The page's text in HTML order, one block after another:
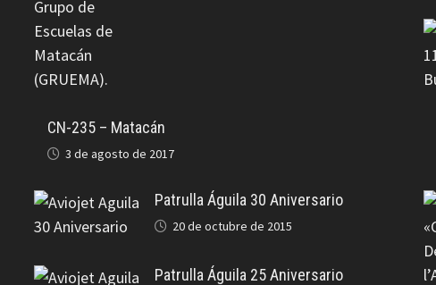
CN-235 – Matacán
3 de agosto de 2017
Patrulla Águila 30 Aniversario
20 de octubre de 2015
Patrulla Águila 25 Aniversario